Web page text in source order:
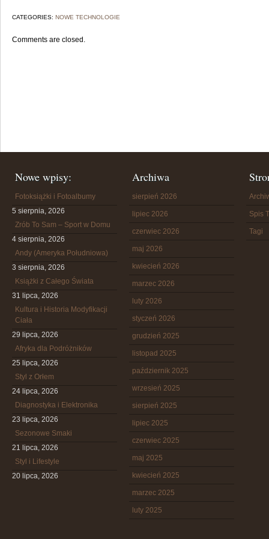
CATEGORIES: NOWE TECHNOLOGIE
Comments are closed.
Nowe wpisy:
Fotoksiążki i Fotoalbumy
5 sierpnia, 2026
Zrób To Sam – Sport w Domu
4 sierpnia, 2026
Andy (Ameryka Południowa)
3 sierpnia, 2026
Książki z Całego Świata
31 lipca, 2026
Kultura i Historia Modyfikacji
Ciała
29 lipca, 2026
Afryka dla Podróżników
25 lipca, 2026
Styl z Orłem
24 lipca, 2026
Diagnostyka i Elektronika
23 lipca, 2026
Sezonowe Smaki
21 lipca, 2026
Styl i Lifestyle
20 lipca, 2026
Archiwa
sierpień 2026
lipiec 2026
czerwiec 2026
maj 2026
kwiecień 2026
marzec 2026
luty 2026
styczeń 2026
grudzień 2025
listopad 2025
październik 2025
wrzesień 2025
sierpień 2025
lipiec 2025
czerwiec 2025
maj 2025
kwiecień 2025
marzec 2025
luty 2025
Spis
Tagi